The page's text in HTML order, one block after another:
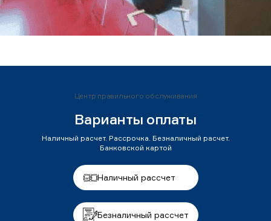
Центр правильного обслуживания
Варианты оплаты
Наличный расчет. Рассрочка. Безналичный расчет.
Банковской картой
Наличный рассчет
Безналичный рассчет